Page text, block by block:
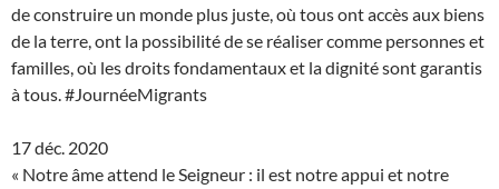
de construire un monde plus juste, où tous ont accès aux biens
de la terre, ont la possibilité de se réaliser comme personnes et
familles, où les droits fondamentaux et la dignité sont garantis
à tous. #JournéeMigrants
17 déc. 2020
« Notre âme attend le Seigneur : il est notre appui et notre